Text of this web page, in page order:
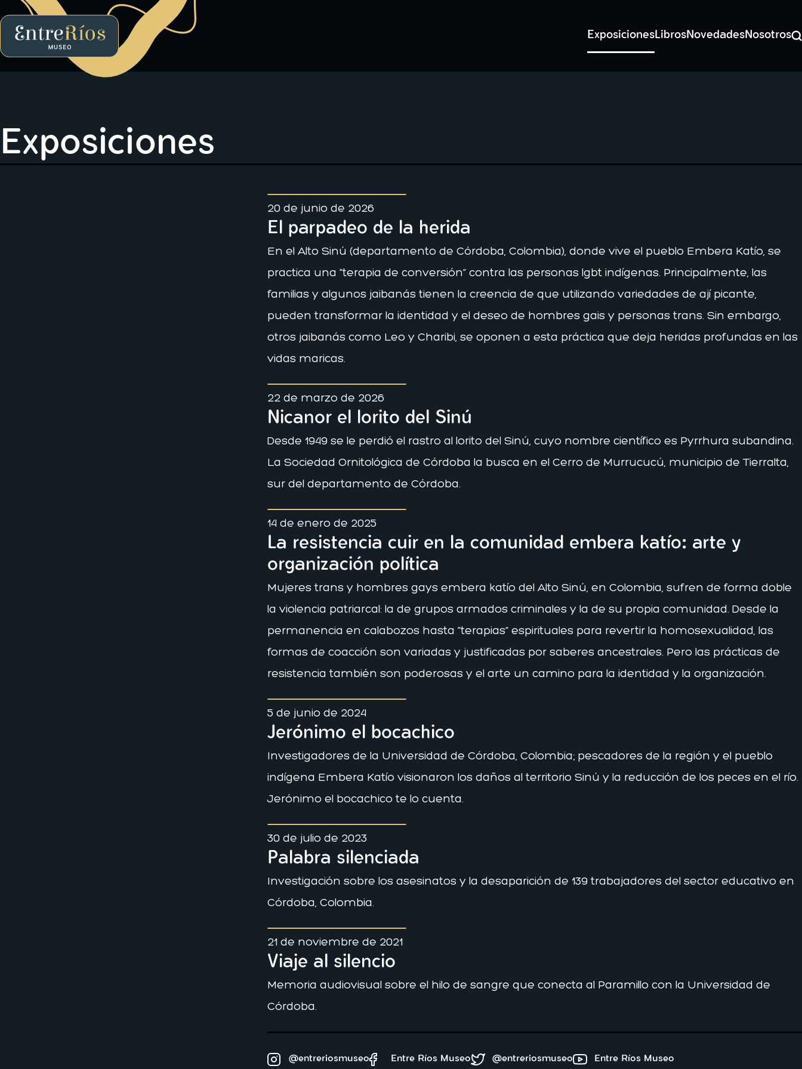
EntreRíos Museo
ExposicionesLibrosNovedadesNosotros
Exposiciones
20 de junio de 2026
El parpadeo de la herida
En el Alto Sinú (departamento de Córdoba, Colombia), donde vive el pueblo Embera Katío, se
practica una “terapia de conversión” contra las personas lgbt indígenas. Principalmente, las
familias y algunos jaibanás tienen la creencia de que utilizando variedades de ají picante,
pueden transformar la identidad y el deseo de hombres gais y personas trans. Sin embargo,
otros jaibanás como Leo y Charibi, se oponen a esta práctica que deja heridas profundas en las
vidas maricas.
22 de marzo de 2026
Nicanor el lorito del Sinú
Desde 1949 se le perdió el rastro al lorito del Sinú, cuyo nombre científico es Pyrrhura subandina.
La Sociedad Ornitológica de Córdoba la busca en el Cerro de Murrucucú, municipio de Tierralta,
sur del departamento de Córdoba.
14 de enero de 2025
La resistencia cuir en la comunidad embera katío: arte y
organización política
Mujeres trans y hombres gays embera katío del Alto Sinú, en Colombia, sufren de forma doble
la violencia patriarcal: la de grupos armados criminales y la de su propia comunidad. Desde la
permanencia en calabozos hasta “terapias” espirituales para revertir la homosexualidad, las
formas de coacción son variadas y justificadas por saberes ancestrales. Pero las prácticas de
resistencia también son poderosas y el arte un camino para la identidad y la organización.
5 de junio de 2024
Jerónimo el bocachico
Investigadores de la Universidad de Córdoba, Colombia; pescadores de la región y el pueblo
indígena Embera Katío visionaron los daños al territorio Sinú y la reducción de los peces en el río.
Jerónimo el bocachico te lo cuenta.
30 de julio de 2023
Palabra silenciada
Investigación sobre los asesinatos y la desaparición de 139 trabajadores del sector educativo en
Córdoba, Colombia.
21 de noviembre de 2021
Viaje al silencio
Memoria audiovisual sobre el hilo de sangre que conecta al Paramillo con la Universidad de
Córdoba.
@entreriosmuseo Entre Ríos Museo @entreriosmuseo Entre Ríos Museo